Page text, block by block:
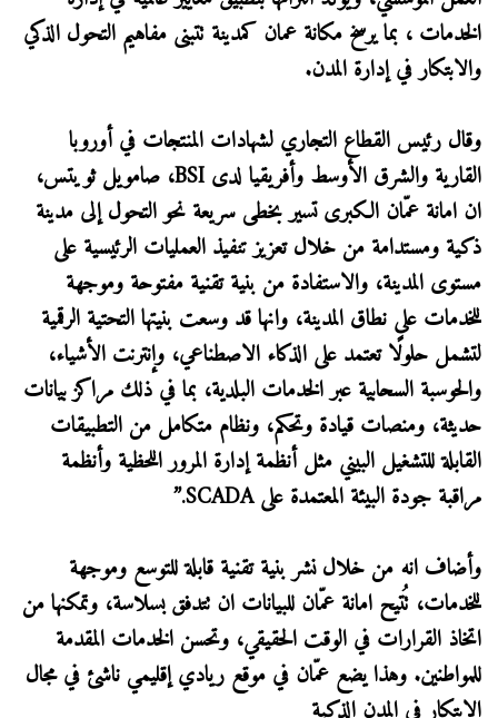
الخدمات ، بما يرسخ مكانة عمان كمدينة تتبنى مفاهيم التحول الذكي
والابتكار في إدارة المدن.
وقال رئيس القطاع التجاري لشهادات المنتجات في أوروبا
القارية والشرق الأوسط وأفريقيا لدى BSI، صامويل ثويتس،
ان امانة عمّان الكبرى تسير بخطى سريعة نحو التحول إلى مدينة
ذكية ومستدامة من خلال تعزيز تنفيذ العمليات الرئيسية على
مستوى المدينة، والاستفادة من بنية تقنية مفتوحة وموجهة
للخدمات على نطاق المدينة، وانها قد وسعت بنيتها التحتية الرقمية
لتشمل حلولًا تعتمد على الذكاء الاصطناعي، وإنترنت الأشياء،
والحوسبة السحابية عبر الخدمات البلدية، بما في ذلك مراكز بيانات
حديثة، ومنصات قيادة وتحكم، ونظام متكامل من التطبيقات
القابلة للتشغيل البيني مثل أنظمة إدارة المرور اللحظية وأنظمة
مراقبة جودة البيئة المعتمدة على SCADA.”
وأضاف انه من خلال نشر بنية تقنية قابلة للتوسع وموجهة
للخدمات، تُتيح امانة عمّان للبيانات ان تتدفق بسلاسة، وتمكنها من
اتخاذ القرارات في الوقت الحقيقي، وتحسن الخدمات المقدمة
للمواطنين. وهذا يضع عمّان في موقع ريادي إقليمي ناشئ في مجال